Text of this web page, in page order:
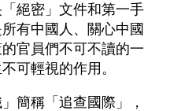
絕密」文件和第一手
有中國人、關心中國
官員們不可不讀的一
可輕視的作用。
簡稱「追查國際」，